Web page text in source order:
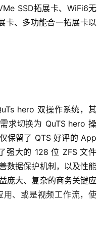
SSD拓展卡、WiFi6无
卡、多功能合一拓展卡以
hero 双操作系统，其
求切换为 QuTS hero 操
保留了 QTS 好评的 App
大的 128 位 ZFS 文件
数据保护机制，以及性能
庞大、复杂的商务关键应
、或是视频工作流，使